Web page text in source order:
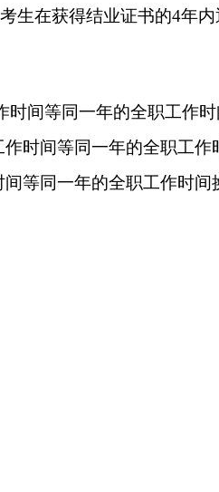
在获得结业证书的4年内
间等同一年的全职工作时
时间等同一年的全职工作
等同一年的全职工作时间